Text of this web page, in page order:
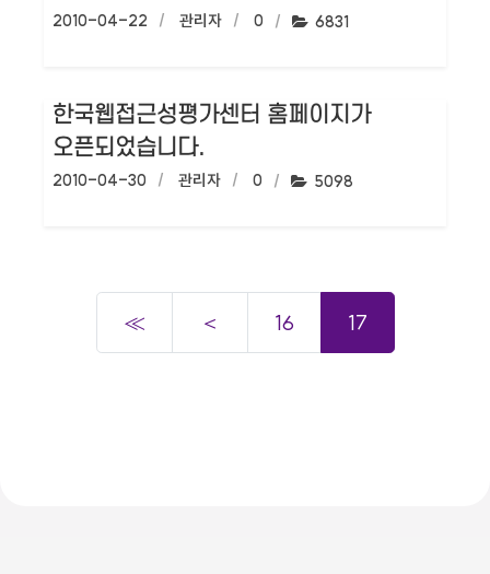
작성일:
2010-04-22 작성자:
관리자 댓글수:
0 조회수:
6831
한국웹접근성평가센터 홈페이지가
오픈되었습니다.
작성일:
2010-04-30 작성자:
관리자 댓글수:
0 조회수:
5098
≪ ＜ 16 17